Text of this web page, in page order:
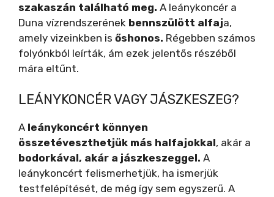
szakaszán található meg. A leánykoncér a
Duna vízrendszerének bennszülött alfaja,
amely vizeinkben is őshonos. Régebben számos
folyónkból leírták, ám ezek jelentős részéből
mára eltűnt.
LEÁNYKONCÉR VAGY JÁSZKESZEG?
A leánykoncért könnyen
összetéveszthetjük más halfajokkal, akár a
bodorkával, akár a jászkeszeggel. A
leánykoncért felismerhetjük, ha ismerjük
testfelépítését, de még így sem egyszerű. A